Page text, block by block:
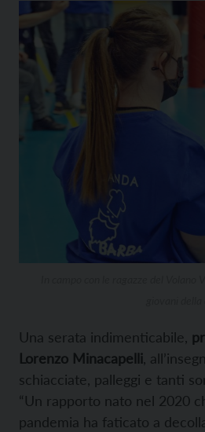
Una serata indimenticabile,
Lorenzo Minacapelli ,
schiacciate, palleggi e tanti
“Un rapporto nato nel 2020
pandemia ha faticato a